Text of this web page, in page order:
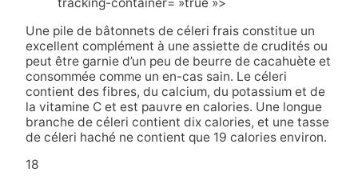
Une pile de bâtonnets de céleri frais constitue un
excellent complément à une assiette de crudités ou
peut être garnie d’un peu de beurre de cacahuète et
consommée comme un en-cas sain. Le céleri
contient des fibres, du calcium, du potassium et de
la vitamine C et est pauvre en calories. Une longue
branche de céleri contient dix calories, et une tasse
de céleri haché ne contient que 19 calories environ.
18